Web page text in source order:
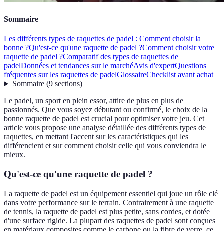
Sommaire
Les différents types de raquettes de padel : Comment choisir la
bonne ?Qu'est-ce qu'une raquette de padel ?Comment choisir votre
raquette de padel ?Comparatif des types de raquettes de
padelDonnées et tendances sur le marchéAvis d'expertQuestions
fréquentes sur les raquettes de padelGlossaireChecklist avant achat
Sommaire(9 sections)
Le padel, un sport en plein essor, attire de plus en plus de
passionnés. Que vous soyez débutant ou confirmé, le choix de la
bonne raquette de padel est crucial pour optimiser votre jeu. Cet
article vous propose une analyse détaillée des différents types de
raquettes, en mettant l'accent sur les caractéristiques qui les
différencient et sur comment choisir celle qui vous conviendra le
mieux.
Qu'est-ce qu'une raquette de padel ?
La raquette de padel est un équipement essentiel qui joue un rôle clé
dans votre performance sur le terrain. Contrairement à une raquette
de tennis, la raquette de padel est plus petite, sans cordes, et dotée
d'une surface rigide. La plupart des raquettes de padel sont conçues